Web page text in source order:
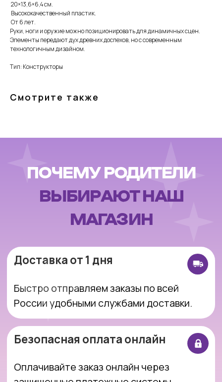
20×13,6×6,4 см.
Высококачественный пластик.
От 6 лет.
Руки, ноги и оружие можно позиционировать для динамичных сцен.
Элементы передают дух древних доспехов, но с современным
технологичным дизайном.
Тип: Конструкторы
Смотрите также
Подарочная упаковка
Возврат 14 дней
Доставка от 1 дня
идеально для подарка.
Вы можете вернуть товар в течение 14 дней
Оплачивайте заказ онлайн через
защищенные платежные системы.
ПОЧЕМУ РОДИТЕЛИ
ВЫБИРАЮТ НАШ
МАГАЗИН